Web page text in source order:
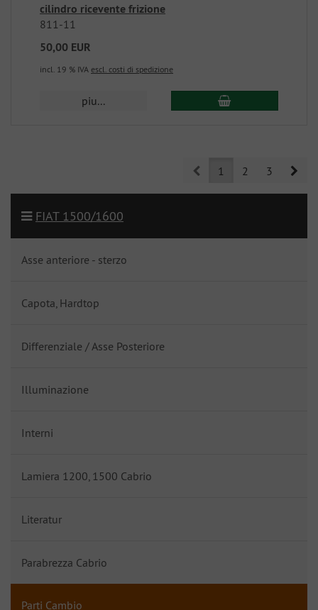
cilindro ricevente frizione
811-11
50,00 EUR
incl. 19 % IVA escl. costi di spedizione
piu...
Prev1 2 3
FIAT 1500/1600
Asse anteriore - sterzo
Capota, Hardtop
Differenziale / Asse Posteriore
Illuminazione
Interni
Lamiera 1200, 1500 Cabrio
Literatur
Parabrezza Cabrio
Parti Cambio